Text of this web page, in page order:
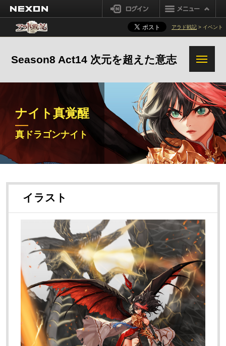
ログイン
アラド戦記 > イベント
Season8 Act14 次元を超えた意志
真エルブンナイト 真カオス
真パラディン 真ドラゴンナイト
ナイト真覚醒
真ドラゴンナイト
イラスト